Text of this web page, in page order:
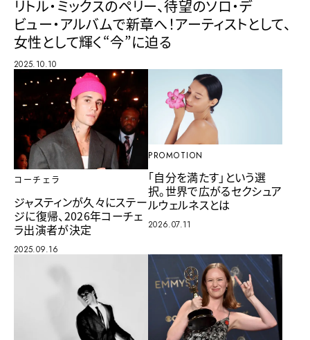
リトル・ミックスのペリー、待望のソロ・デ
ビュー・アルバムで新章へ！アーティストとして、
女性として輝く“今”に迫る
2025.10.10
コーチェラ
ジャスティンが久々にステー
ジに復帰、2026年コーチェ
ラ出演者が決定
2025.09.16
PROMOTION
「自分を満たす」という選
択。世界で広がるセクシュア
ルウェルネスとは
2026.07.11